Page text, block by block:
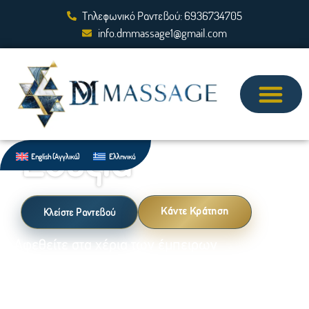
Τηλεφωνικό Ραντεβού: 6936734705
info.dmmassage1@gmail.com
English(Αγγλικά) Ελληνικά
Xαλάρωση &
Ευεξία
Κλείστε Ραντεβού Κάντε Κράτηση
Αφεθείτε στα χέρια των έμπειρων